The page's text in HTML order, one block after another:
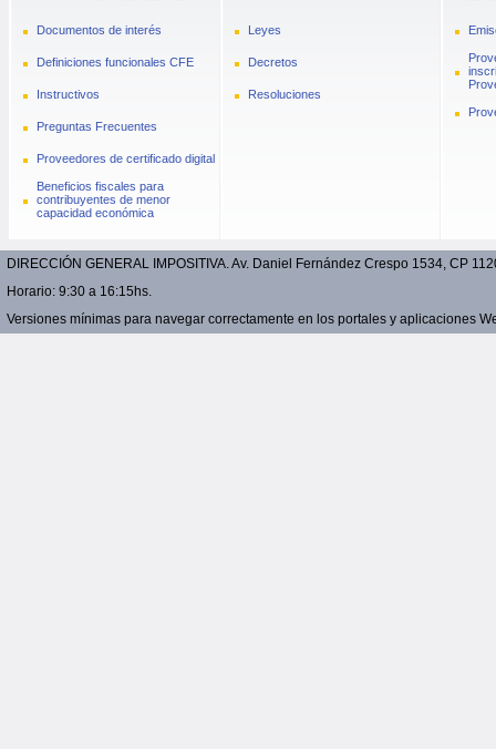
Documentos de interés
Definiciones funcionales CFE
Instructivos
Preguntas Frecuentes
Proveedores de certificado digital
Beneficios fiscales para
contribuyentes de menor
capacidad económica
Leyes
Decretos
Resoluciones
DIRECCIÓN GENERAL IMPOSITIVA. Av. Daniel Fernández Crespo 1534, CP
Horario: 9:30 a 16:15hs.
Versiones mínimas para navegar correctamente en los portales y aplicaciones